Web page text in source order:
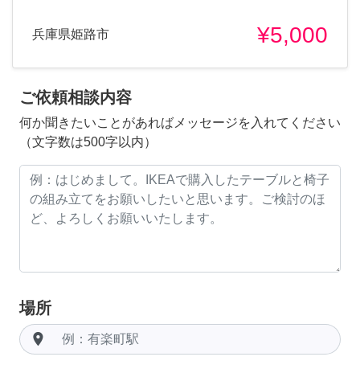
兵庫県姫路市 ¥5,000
ご依頼相談内容
何か聞きたいことがあればメッセージを入れてください
（文字数は500字以内）
場所
room